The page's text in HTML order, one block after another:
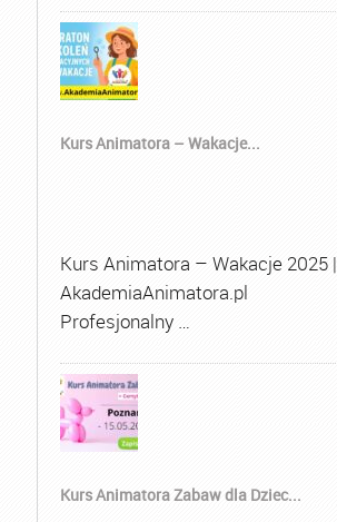
Kurs Animatora – Wakacje...
Kurs Animatora – Wakacje 2025 |
AkademiaAnimatora.pl
Profesjonalny …
Kurs Animatora Zabaw dla Dziec...